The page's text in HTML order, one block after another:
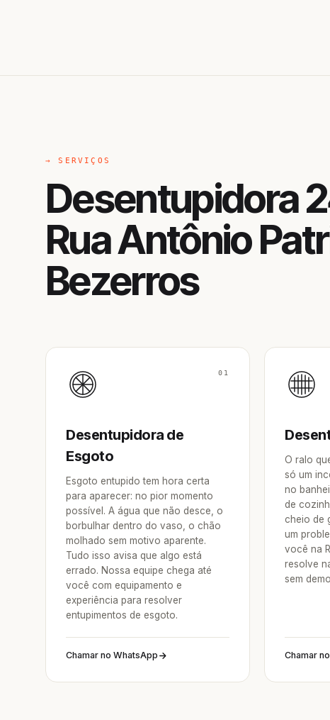
→ SERVIÇOS
Desentupidora
Rua Antônio
Bezerros
01
Desentupidora de
Esgoto
Esgoto entupido tem hora certa
para aparecer: no pior momento
possível. A água que não desce, o
borbulhar dentro do vaso, o chão
molhado sem motivo aparente.
Tudo isso avisa que algo está
errado. Nossa equipe chega até
você com equipamento e
experiência para resolver
entupimentos de esgoto.
Chamar no WhatsApp
O ralo
só um
no
de
cheio de
um
você na
resolve
sem
Chamar